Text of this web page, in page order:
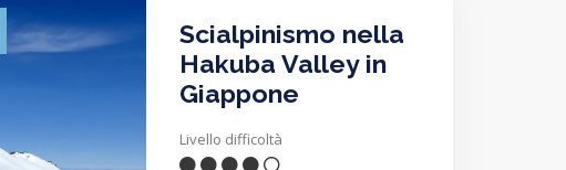
Scialpinismo nella
Hakuba Valley in
Giappone
Livello difficoltà